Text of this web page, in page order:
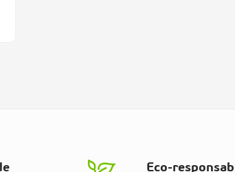
Eco-